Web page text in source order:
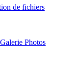
de fichiers
Photos